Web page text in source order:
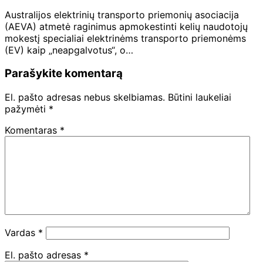
Australijos elektrinių transporto priemonių asociacija
(AEVA) atmetė raginimus apmokestinti kelių naudotojų
mokestį specialiai elektrinėms transporto priemonėms
(EV) kaip „neapgalvotus“, o…
Parašykite komentarą
El. pašto adresas nebus skelbiamas. Būtini laukeliai
pažymėti *
Komentaras *
Vardas *
El. pašto adresas *